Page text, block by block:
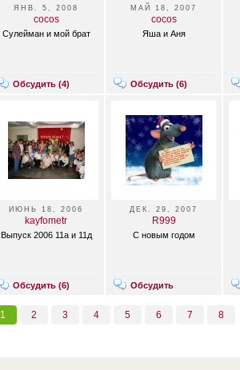
ЯНВ. 5, 2008
cocos
Сулейман и мой брат
Обсудить (4)
МАЙ 18, 2007
cocos
Яша и Аня
Обсудить (6)
ИЮНЬ 18, 2006
kayfometr
Выпуск 2006 11а и 11д
Обсудить (6)
ДЕК. 29, 2007
R999
С новым годом
Обсудить
1 2 3 4 5 6 7 8